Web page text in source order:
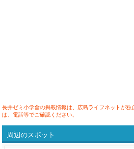
長井ゼミ小学舎の掲載情報は、広島ライフネットが
は、電話等でご確認ください。
周辺のスポット